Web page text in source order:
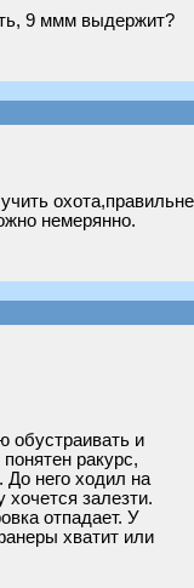
9 ммм выдержит?
немерянно.
и
ракурс,
До него ходил на
залезти.
отпадает. У
хватит или